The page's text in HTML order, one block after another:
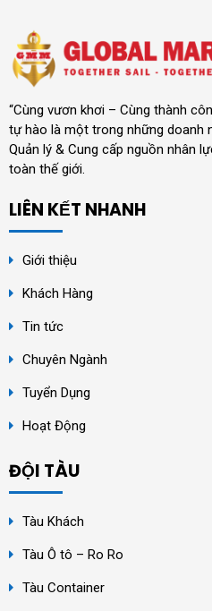
“Cùng vươn khơi – Cùng thành
tự hào là một trong những doanh
Quản lý & Cung cấp nguồn nhân
toàn thế giới.
LIÊN KẾT NHANH
Giới thiệu
Khách Hàng
Tin tức
Chuyên Ngành
Tuyển Dụng
Hoạt Động
ĐỘI TÀU
Tàu Khách
Tàu Ô tô – Ro Ro
Tàu Container